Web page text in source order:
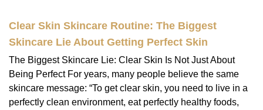
Clear Skin Skincare Routine: The Biggest
Skincare Lie About Getting Perfect Skin
The Biggest Skincare Lie: Clear Skin Is Not Just About
Being Perfect For years, many people believe the same
skincare message: “To get clear skin, you need to live in a
perfectly clean environment, eat perfectly healthy foods,